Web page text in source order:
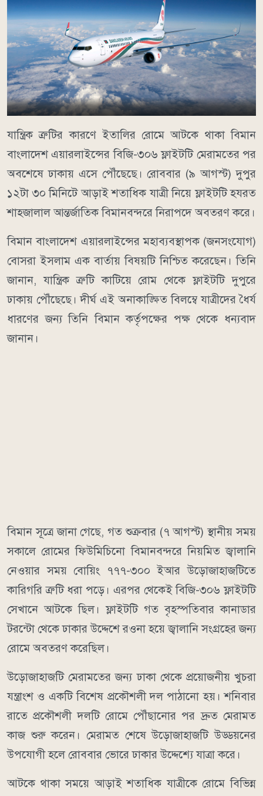
যান্ত্রিক ত্রুটির কারণে ইতালির রোমে আটকে থাকা বিমান
বাংলাদেশ এয়ারলাইন্সের বিজি-৩০৬ ফ্লাইটটি মেরামতের পর
অবশেষে ঢাকায় এসে পৌঁছেছে। রোববার (৯ আগস্ট) দুপুর
১২টা ৩০ মিনিটে আড়াই শতাধিক যাত্রী নিয়ে ফ্লাইটটি হযরত
শাহজালাল আন্তর্জাতিক বিমানবন্দরে নিরাপদে অবতরণ করে।
বিমান বাংলাদেশ এয়ারলাইন্সের মহাব্যবস্থাপক (জনসংযোগ)
বোসরা ইসলাম এক বার্তায় বিষয়টি নিশ্চিত করেছেন। তিনি
জানান, যান্ত্রিক ত্রুটি কাটিয়ে রোম থেকে ফ্লাইটটি দুপুরে
ঢাকায় পৌঁছেছে। দীর্ঘ এই অনাকাঙ্ক্ষিত বিলম্বে যাত্রীদের ধৈর্য
ধারণের জন্য তিনি বিমান কর্তৃপক্ষের পক্ষ থেকে ধন্যবাদ
জানান।
বিমান সূত্রে জানা গেছে, গত শুক্রবার (৭ আগস্ট) স্থানীয় সময়
সকালে রোমের ফিউমিচিনো বিমানবন্দরে নিয়মিত জ্বালানি
নেওয়ার সময় বোয়িং ৭৭৭-৩০০ ইআর উড়োজাহাজটিতে
কারিগরি ত্রুটি ধরা পড়ে। এরপর থেকেই বিজি-৩০৬ ফ্লাইটটি
সেখানে আটকে ছিল। ফ্লাইটটি গত বৃহস্পতিবার কানাডার
টরন্টো থেকে ঢাকার উদ্দেশে রওনা হয়ে জ্বালানি সংগ্রহের জন্য
রোমে অবতরণ করেছিল।
উড়োজাহাজটি মেরামতের জন্য ঢাকা থেকে প্রয়োজনীয় খুচরা
যন্ত্রাংশ ও একটি বিশেষ প্রকৌশলী দল পাঠানো হয়। শনিবার
রাতে প্রকৌশলী দলটি রোমে পৌঁছানোর পর দ্রুত মেরামত
কাজ শুরু করেন। মেরামত শেষে উড়োজাহাজটি উড্ডয়নের
উপযোগী হলে রোববার ভোরে ঢাকার উদ্দেশ্যে যাত্রা করে।
আটকে থাকা সময়ে আড়াই শতাধিক যাত্রীকে রোমে বিভিন্ন